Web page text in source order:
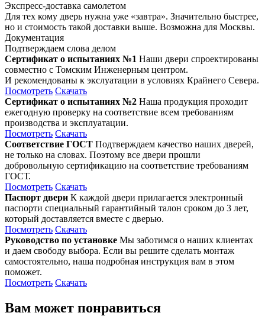
Экспресс-доставка самолетом
Для тех кому дверь нужна уже «завтра». Значительно быстрее,
но и стоимость такой доставки выше. Возможна для Москвы.
Документация
Подтверждаем слова делом
Сертификат о испытаниях №1 Наши двери спроектированы
совместно с Томским Инженерным центром.
И рекомендованы к экслуатации в условиях Крайнего Севера.
Посмотреть Скачать
Сертификат о испытаниях №2 Наша продукция проходит
ежегодную проверку на соответствие всем требованиям
производства и эксплуатации.
Посмотреть Скачать
Соответствие ГОСТ Подтверждаем качество наших дверей,
не только на словах. Поэтому все двери прошли
добровольную сертификацию на соответствие требованиям
ГОСТ.
Посмотреть Скачать
Паспорт двери К каждой двери прилагается электронный
паспорти специальный гарантийный талон сроком до 3 лет,
который доставляется вместе с дверью.
Посмотреть Скачать
Руководство по установке Мы заботимся о наших клиентах
и даем свободу выбора. Если вы решите сделать монтаж
самостоятельно, наша подробная инструкция вам в этом
поможет.
Посмотреть Скачать
Вам может понравиться